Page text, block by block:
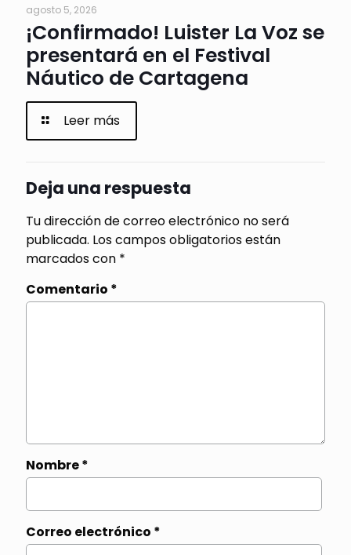
agosto 5, 2026
¡Confirmado! Luister La Voz se
presentará en el Festival
Náutico de Cartagena
Leer más
Deja una respuesta
Tu dirección de correo electrónico no será
publicada. Los campos obligatorios están
marcados con *
Comentario *
Nombre*
Correo electrónico *